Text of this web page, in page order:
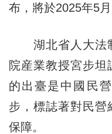
布，將於2025年5月
湖北省人大法
院産業教授宮步坦
的出臺是中國民
步，標誌著對民營
保障。